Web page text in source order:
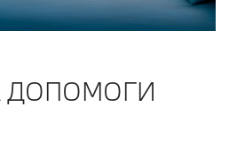
ДОПОМОГИ